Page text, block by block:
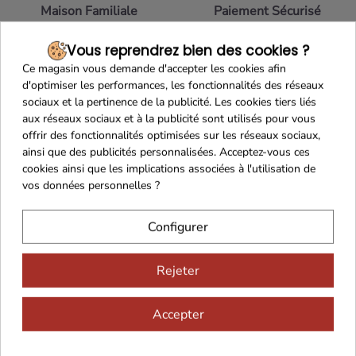
Maison Familiale Paiement Sécurisé
Franco de port 79€ Livraison 24h/48h
Cadeaux dès 99€
Vous reprendrez bien des cookies ?
Ce magasin vous demande d'accepter les cookies afin
d'optimiser les performances, les fonctionnalités des réseaux
sociaux et la pertinence de la publicité. Les cookies tiers liés
aux réseaux sociaux et à la publicité sont utilisés pour vous
offrir des fonctionnalités optimisées sur les réseaux sociaux,
ainsi que des publicités personnalisées. Acceptez-vous ces
cookies ainsi que les implications associées à l'utilisation de
vos données personnelles ?
Configurer
Rejeter
Accepter